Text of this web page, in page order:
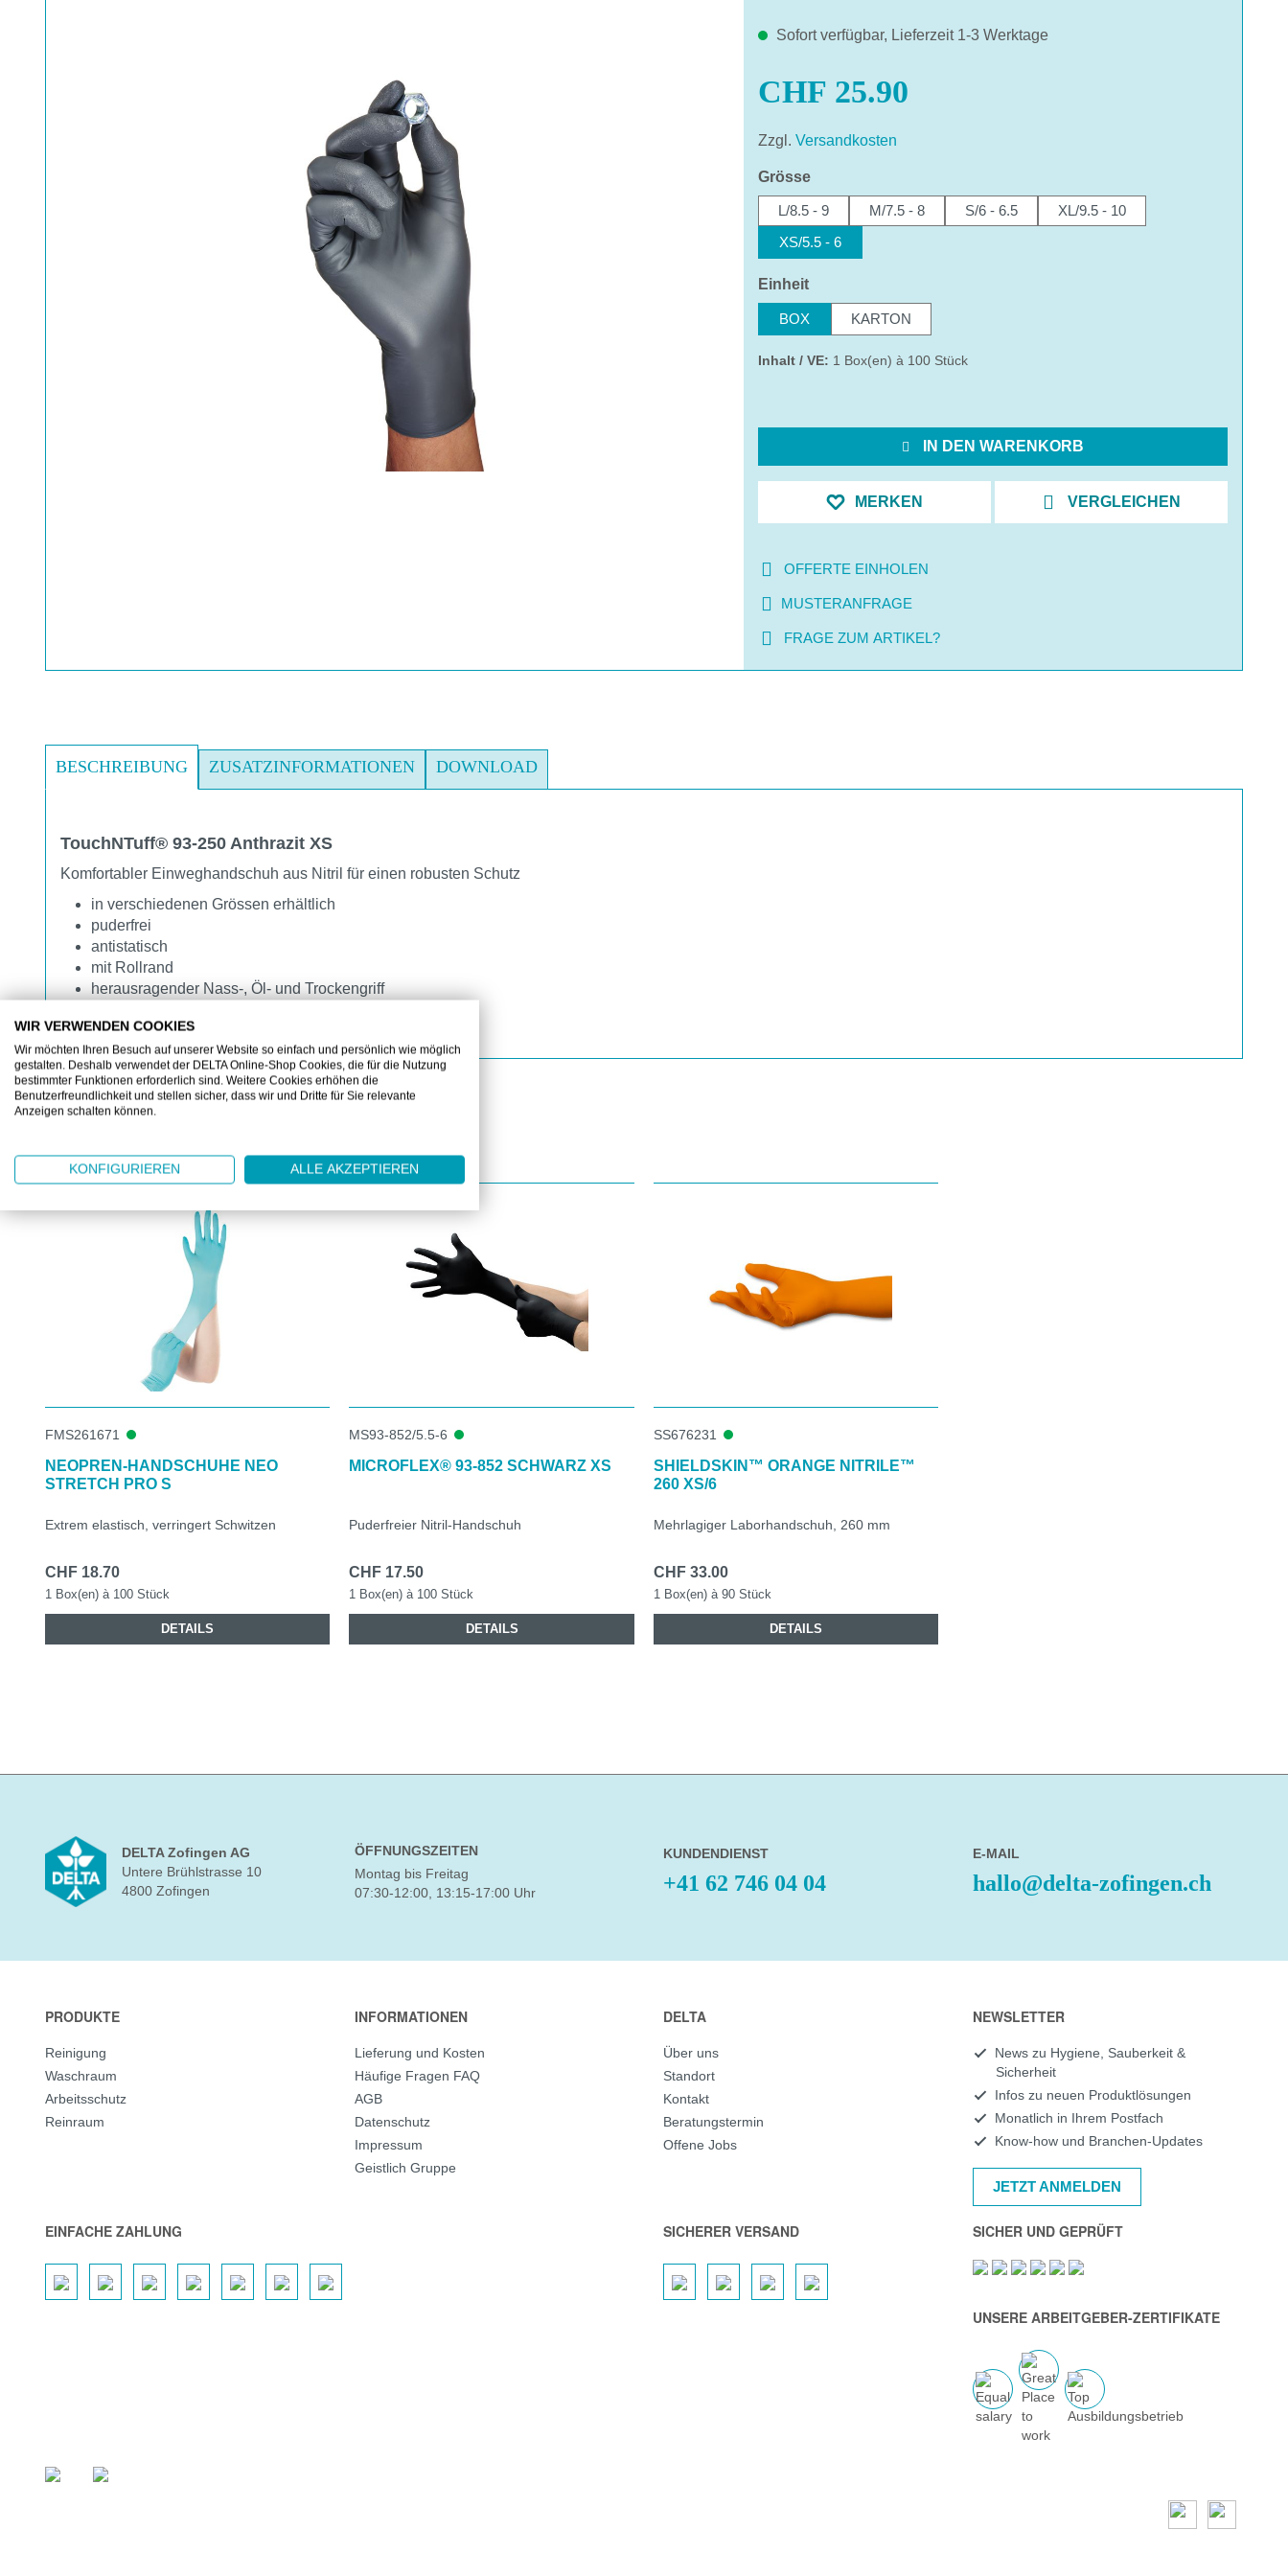
Sofort verfügbar, Lieferzeit 1-3 Werktage
CHF 25.90
Zzgl. Versandkosten
Grösseauswählen
L/8.5 - 9 M/7.5 - 8 S/6 - 6.5
XL/9.5 - 10
XS/5.5 - 6
Einheitauswählen
BOX KARTON
Inhalt / VE: 1 Box(en) à 100 Stück
IN DEN WARENKORB
MERKEN VERGLEICHEN
OFFERTE EINHOLEN
MUSTERANFRAGE
FRAGE ZUM ARTIKEL?
BESCHREIBUNG ZUSATZINFORMATIONEN DOWNLOAD
TouchNTuff® 93-250 Anthrazit XS
Komfortabler Einweghandschuh aus Nitril für einen robusten Schutz
in verschiedenen Grössen erhältlich
puderfrei
antistatisch
mit Rollrand
herausragender Nass-, Öl- und Trockengriff
KUNDEN KAUFTEN AUCH
Produktgalerie überspringen
FMS261671
NEOPREN-HANDSCHUHE NEO
STRETCH PRO S
Extrem elastisch, verringert Schwitzen
CHF 18.70
1 Box(en) à 100 Stück
DETAILS
MS93-852/5.5-6
MICROFLEX® 93-852 SCHWARZ XS
Puderfreier Nitril-Handschuh
CHF 17.50
1 Box(en) à 100 Stück
DETAILS
SS676231
SHIELDSKIN™ ORANGE NITRILE™
260 XS/6
Mehrlagiger Laborhandschuh, 260 mm
CHF 33.00
1 Box(en) à 90 Stück
DETAILS
DELTA Zofingen AG
Untere Brühlstrasse 10
4800 Zofingen
ÖFFNUNGSZEITEN
Montag bis Freitag
07:30-12:00, 13:15-17:00 Uhr
KUNDENDIENST
+41 62 746 04 04
E-MAIL
hallo@delta-zofingen.ch
PRODUKTE
Reinigung
Waschraum
Arbeitsschutz
Reinraum
INFORMATIONEN
Lieferung und Kosten
Häufige Fragen FAQ
AGB
Datenschutz
Impressum
Geistlich Gruppe
DELTA
Über uns
Standort
Kontakt
Beratungstermin
Offene Jobs
NEWSLETTER
News zu Hygiene, Sauberkeit &
Sicherheit
Infos zu neuen Produktlösungen
Monatlich in Ihrem Postfach
Know-how und Branchen-Updates
JETZT ANMELDEN
EINFACHE ZAHLUNG SICHERER VERSAND SICHER UND GEPRÜFT
UNSERE ARBEITGEBER-ZERTIFIKATE
WIR VERWENDEN COOKIES
Wir möchten Ihren Besuch auf unserer Website so einfach und persönlich wie möglich
gestalten. Deshalb verwendet der DELTA Online-Shop Cookies, die für die Nutzung
bestimmter Funktionen erforderlich sind. Weitere Cookies erhöhen die
Benutzerfreundlichkeit und stellen sicher, dass wir und Dritte für Sie relevante
Anzeigen schalten können.
KONFIGURIEREN ALLE AKZEPTIEREN